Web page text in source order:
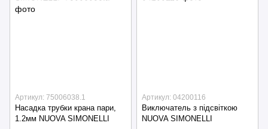
Артикул: 75006038.1
Насадка трубки крана пари,
1.2мм NUOVA SIMONELLI
Артикул: 04200116
Виключатель з підсвіткою
NUOVA SIMONELLI